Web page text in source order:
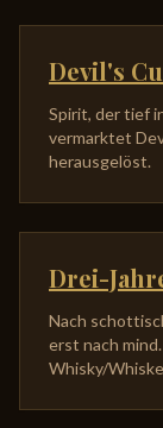
Devil's
Spirit, der tief
vermarktet
herausgelöst.
Drei-
Nach
erst nach
Whisky/